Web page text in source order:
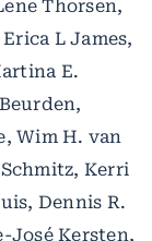
Thorsen,
L James,
E.
Wim H. van
Kerri
Dennis R.
José Kersten,